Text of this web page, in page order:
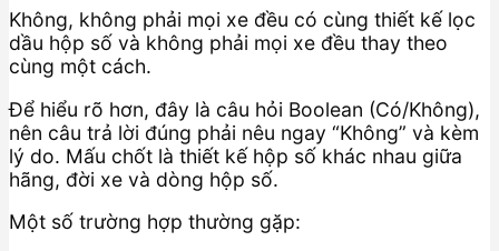
Không, không phải mọi xe đều có cùng thiết kế lọc
dầu hộp số và không phải mọi xe đều thay theo
cùng một cách.
Để hiểu rõ hơn, đây là câu hỏi Boolean (Có/Không),
nên câu trả lời đúng phải nêu ngay “Không” và kèm
lý do. Mấu chốt là thiết kế hộp số khác nhau giữa
hãng, đời xe và dòng hộp số.
Một số trường hợp thường gặp: